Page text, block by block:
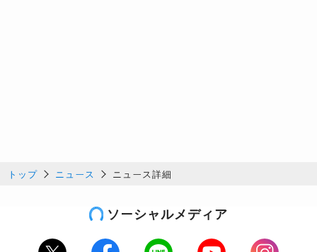
トップ ニュース ニュース詳細
ソーシャルメディア